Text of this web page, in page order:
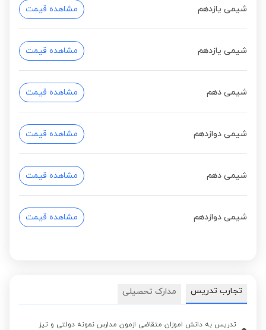
شیمی یازدهم مشاهده قیمت
شیمی یازدهم مشاهده قیمت
شیمی دهم مشاهده قیمت
شیمی دوازدهم مشاهده قیمت
شیمی دهم مشاهده قیمت
شیمی دوازدهم مشاهده قیمت
تجارب تدریس مدارک تحصیلی
تدریس به دانش اموزان متقاضی ازمون مدارس نمونه دولتی و تیز